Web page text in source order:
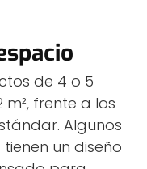
de 4 o 5
m², frente a los
Algunos
un diseño